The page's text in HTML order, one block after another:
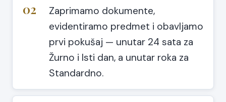
02
Zaprimamo dokumente,
evidentiramo predmet i obavljamo
prvi pokušaj — unutar 24 sata za
Žurno i Isti dan, a unutar roka za
Standardno.